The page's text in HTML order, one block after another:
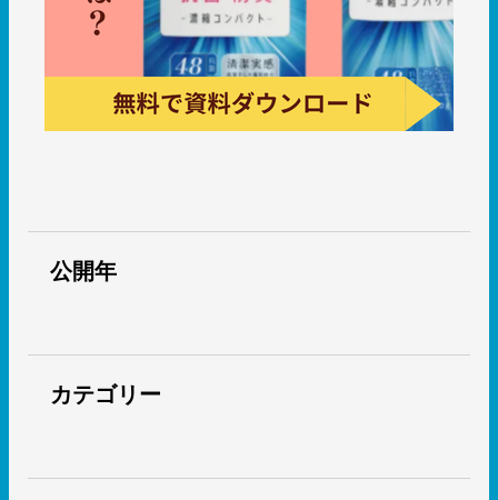
公開年
カテゴリー